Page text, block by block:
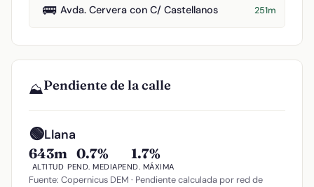
🚌 Avda. Cervera con C/ Castellanos 251m
⛰️Pendiente de la calle
🟢Llana
643m
ALTITUD
0.7%
PEND. MEDIA
1.7%
PEND. MÁXIMA
Fuente: Copernicus DEM · Pendiente calculada por red de